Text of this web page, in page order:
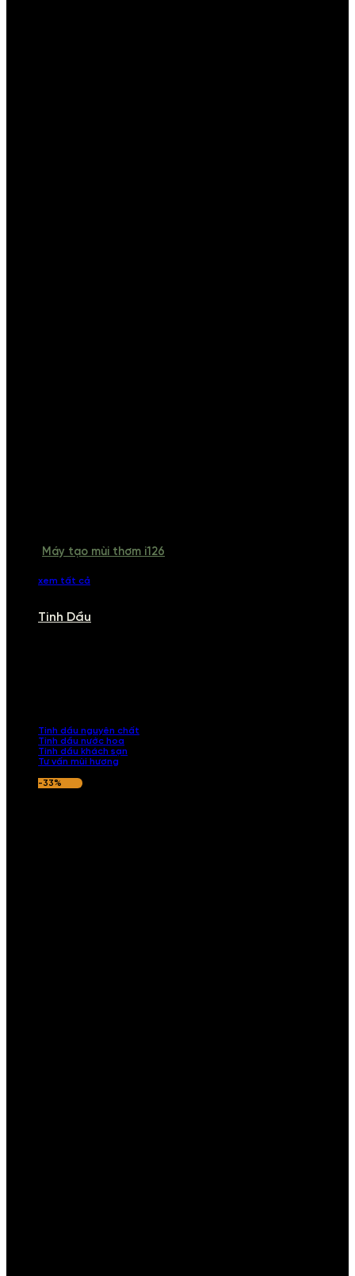
Máy tạo mùi thơm i126
xem tất cả
Tinh Dầu
Tinh dầu nguyên chất
Tinh dầu nước hoa
Tinh dầu khách sạn
Tư vấn mùi hương
-33%